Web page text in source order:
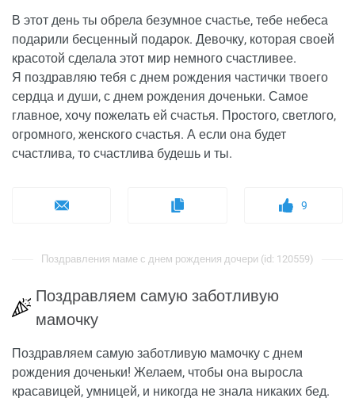
В этот день ты обрела безумное счастье, тебе небеса
подарили бесценный подарок. Девочку, которая своей
красотой сделала этот мир немного счастливее.
Я поздравляю тебя с днем рождения частички твоего
сердца и души, с днем рождения доченьки. Самое
главное, хочу пожелать ей счастья. Простого, светлого,
огромного, женского счастья. А если она будет
счастлива, то счастлива будешь и ты.
9
Поздравления маме с днем рождения дочери (id: 120559)
Поздравляем самую заботливую
мамочку
Поздравляем самую заботливую мамочку с днем
рождения доченьки! Желаем, чтобы она выросла
красавицей, умницей, и никогда не знала никаких бед.